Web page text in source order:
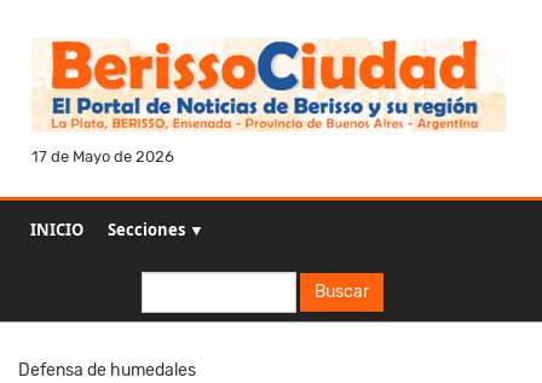
17 de Mayo de 2026
INICIO Secciones ▼
Buscar
Defensa de humedales